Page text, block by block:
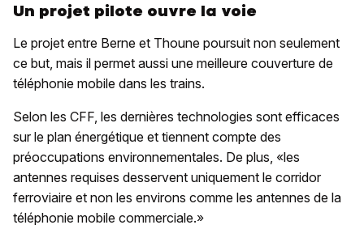
Un projet pilote ouvre la voie
Le projet entre Berne et Thoune poursuit non seulement
ce but, mais il permet aussi une meilleure couverture de
téléphonie mobile dans les trains.
Selon les CFF, les dernières technologies sont efficaces
sur le plan énergétique et tiennent compte des
préoccupations environnementales. De plus, «les
antennes requises desservent uniquement le corridor
ferroviaire et non les environs comme les antennes de la
téléphonie mobile commerciale.»